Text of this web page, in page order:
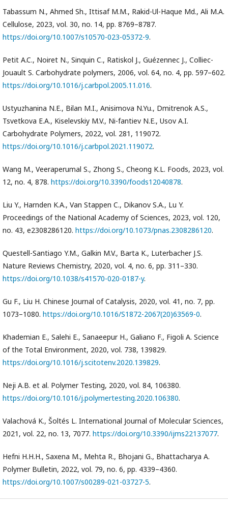
Tabassum N., Ahmed Sh., Ittisaf M.M., Rakid-Ul-Haque Md., Ali M.A.
Cellulose, 2023, vol. 30, no. 14, pp. 8769–8787.
https://doi.org/10.1007/s10570-023-05372-9.
Petit A.C., Noiret N., Sinquin C., Ratiskol J., Guézennec J., Colliec-
Jouault S. Carbohydrate polymers, 2006, vol. 64, no. 4, pp. 597–602.
https://doi.org/10.1016/j.carbpol.2005.11.016.
Ustyuzhanina N.E., Bilan M.I., Anisimova N.Yu., Dmitrenok A.S.,
Tsvetkova E.A., Kiselevskiy M.V., Ni-fantiev N.E., Usov A.I.
Carbohydrate Polymers, 2022, vol. 281, 119072.
https://doi.org/10.1016/j.carbpol.2021.119072.
Wang M., Veeraperumal S., Zhong S., Cheong K.L. Foods, 2023, vol.
12, no. 4, 878. https://doi.org/10.3390/foods12040878.
Liu Y., Harnden K.A., Van Stappen C., Dikanov S.A., Lu Y.
Proceedings of the National Academy of Sciences, 2023, vol. 120,
no. 43, e2308286120. https://doi.org/10.1073/pnas.2308286120.
Questell-Santiago Y.M., Galkin M.V., Barta K., Luterbacher J.S.
Nature Reviews Chemistry, 2020, vol. 4, no. 6, pp. 311–330.
https://doi.org/10.1038/s41570-020-0187-y.
Gu F., Liu H. Chinese Journal of Catalysis, 2020, vol. 41, no. 7, pp.
1073–1080. https://doi.org/10.1016/S1872-2067(20)63569-0.
Khademian E., Salehi E., Sanaeepur H., Galiano F., Figoli A. Science
of the Total Environment, 2020, vol. 738, 139829.
https://doi.org/10.1016/j.scitotenv.2020.139829.
Neji A.B. et al. Polymer Testing, 2020, vol. 84, 106380.
https://doi.org/10.1016/j.polymertesting.2020.106380.
Valachová K., Šoltés L. International Journal of Molecular Sciences,
2021, vol. 22, no. 13, 7077. https://doi.org/10.3390/ijms22137077.
Hefni H.H.H., Saxena M., Mehta R., Bhojani G., Bhattacharya A.
Polymer Bulletin, 2022, vol. 79, no. 6, pp. 4339–4360.
https://doi.org/10.1007/s00289-021-03727-5.